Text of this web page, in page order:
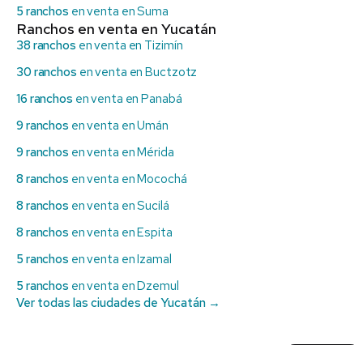
5 ranchos en venta en Suma
Ranchos en venta en Yucatán
38 ranchos en venta en Tizimín
30 ranchos en venta en Buctzotz
16 ranchos en venta en Panabá
9 ranchos en venta en Umán
9 ranchos en venta en Mérida
8 ranchos en venta en Mocochá
8 ranchos en venta en Sucilá
8 ranchos en venta en Espita
5 ranchos en venta en Izamal
5 ranchos en venta en Dzemul
Ver todas las ciudades de Yucatán →